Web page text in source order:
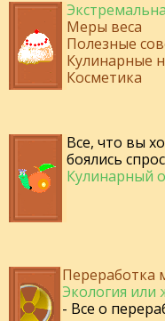
Меры веса
Полезные
Кулинарные
Косметика
Все, что вы
боялись
Кулинарный
Переработка
Экология или
- Все о